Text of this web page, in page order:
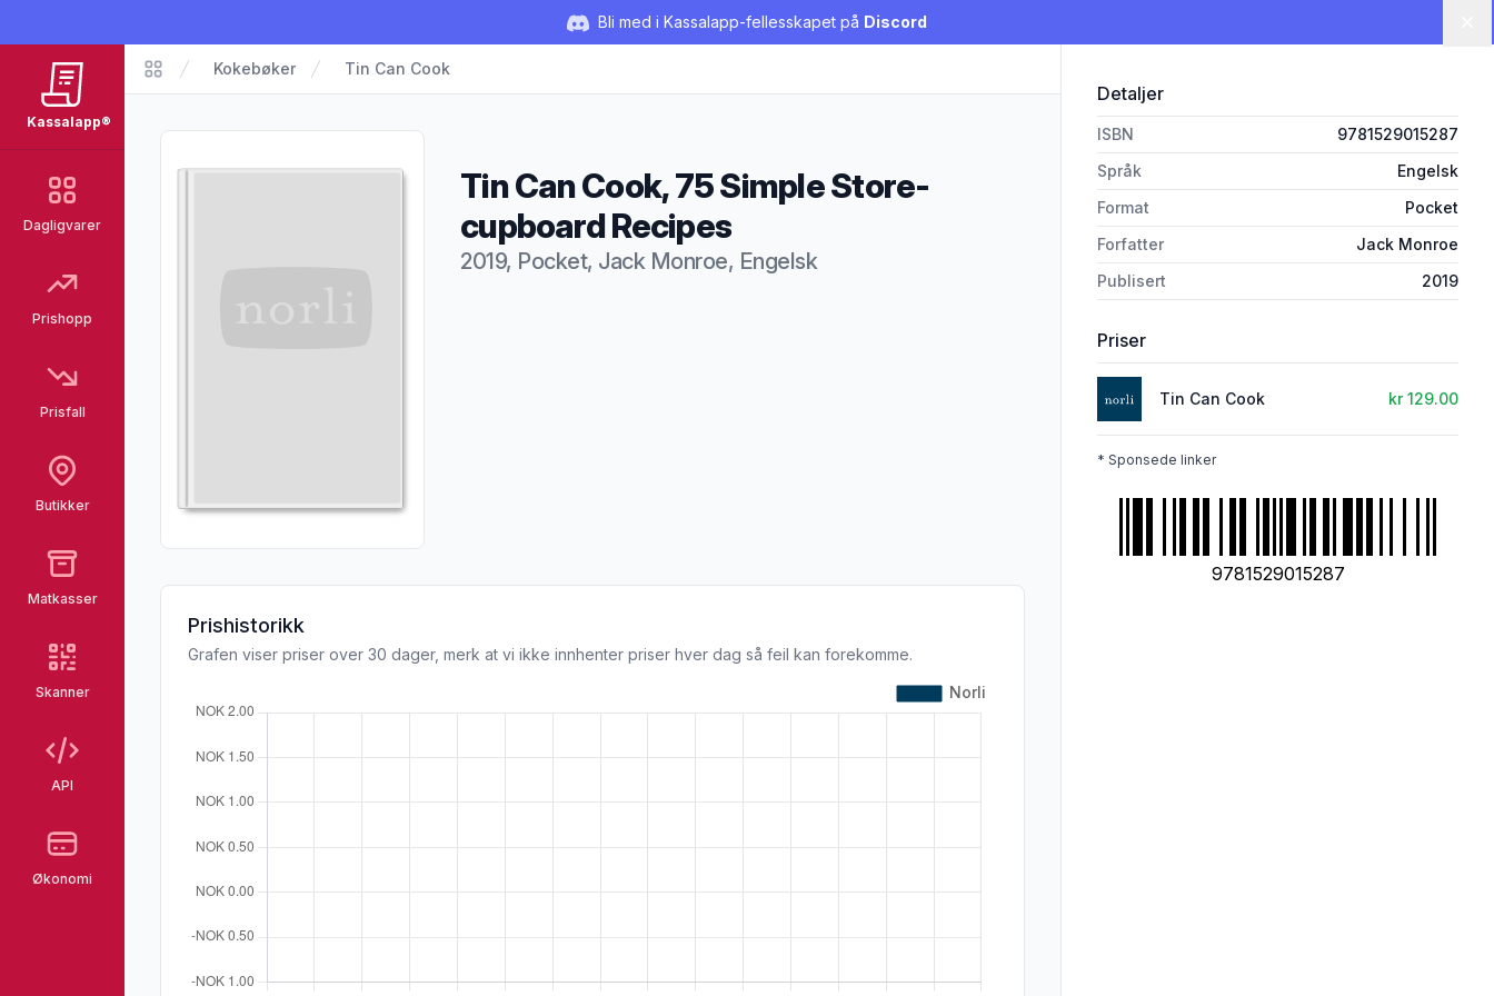
Bli med i Kassalapp-fellesskapet på Discord
Kassalapp®
Dagligvarer
Prishopp
Prisfall
Butikker
Matkasser
Skanner
API
Økonomi
Kassalapp®
Kokebøker Tin Can Cook
Tin Can Cook, 75 Simple Store-
cupboard Recipes
2019, Pocket, Jack Monroe, Engelsk
Prishistorikk
Grafen viser priser over 30 dager, merk at vi ikke innhenter priser hver dag så feil kan forekomme.
Detaljer
ISBN
9781529015287
Språk
Engelsk
Format
Pocket
Forfatter
Jack Monroe
Publisert
2019
Priser
Tin Can Cook kr 129.00
* Sponsede linker
9781529015287